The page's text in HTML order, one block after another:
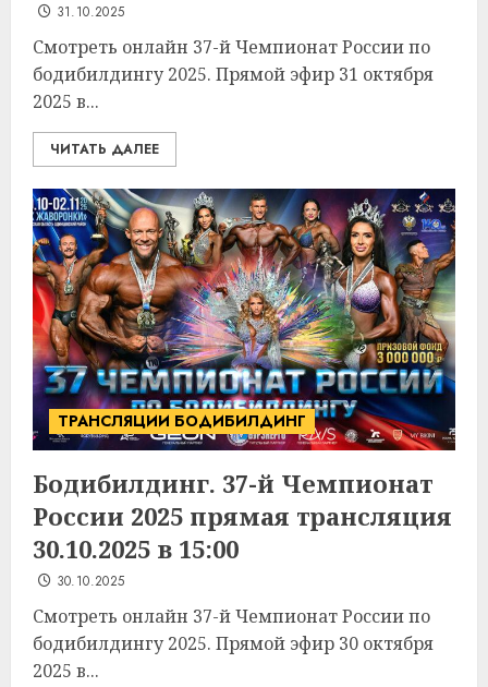
31.10.2025
Смотреть онлайн 37-й Чемпионат России по
бодибилдингу 2025. Прямой эфир 31 октября
2025 в...
ЧИТАТЬ ДАЛЕЕ
ТРАНСЛЯЦИИ БОДИБИЛДИНГ
Бодибилдинг. 37-й Чемпионат
России 2025 прямая трансляция
30.10.2025 в 15:00
30.10.2025
Смотреть онлайн 37-й Чемпионат России по
бодибилдингу 2025. Прямой эфир 30 октября
2025 в...